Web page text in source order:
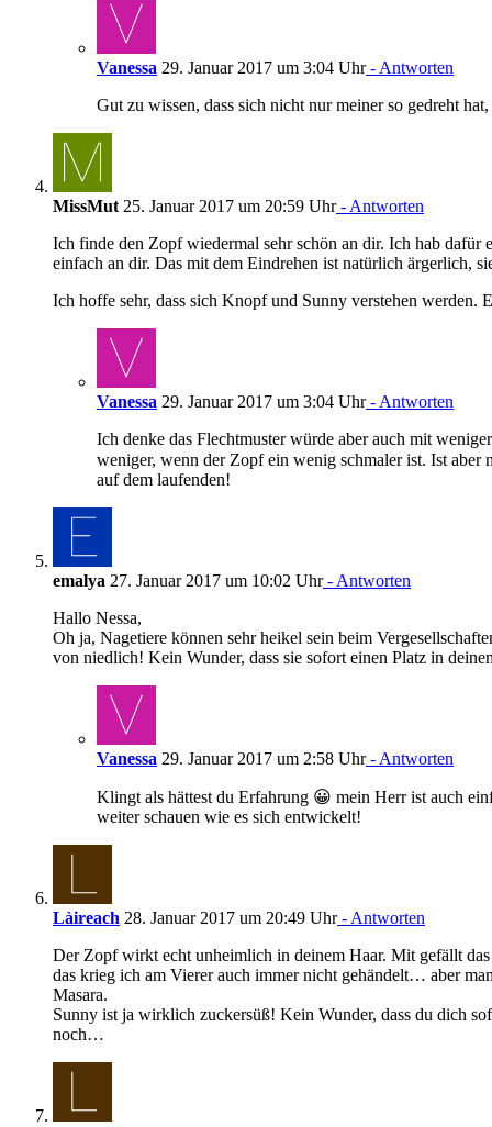
Vanessa 29. Januar 2017 um 3:04 Uhr- Antworten
Gut zu wissen, dass sich nicht nur meiner so gedreht
MissMut 25. Januar 2017 um 20:59 Uhr- Antworten
Ich finde den Zopf wiedermal sehr schön an dir. Ich hab dafür
einfach an dir. Das mit dem Eindrehen ist natürlich ärgerlich,
Ich hoffe sehr, dass sich Knopf und Sunny verstehen werden.
Vanessa 29. Januar 2017 um 3:04 Uhr- Antworten
Ich denke das Flechtmuster würde aber auch mit
weniger, wenn der Zopf ein wenig schmaler ist. Ist
auf dem laufenden!
emalya 27. Januar 2017 um 10:02 Uhr- Antworten
Hallo Nessa,
Oh ja, Nagetiere können sehr heikel sein beim
von niedlich! Kein Wunder, dass sie sofort einen Platz in
Vanessa 29. Januar 2017 um 2:58 Uhr- Antworten
Klingt als hättest du Erfahrung 😀 mein Herr ist auch
weiter schauen wie es sich entwickelt!
Làireach 28. Januar 2017 um 20:49 Uhr- Antworten
Der Zopf wirkt echt unheimlich in deinem Haar. Mit gefällt
das krieg ich am Vierer auch immer nicht gehändelt… aber
Masara.
Sunny ist ja wirklich zuckersüß! Kein Wunder, dass du dich
noch…